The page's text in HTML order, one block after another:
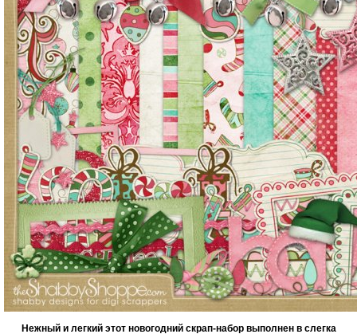
Нежный и легкий этот новогодний скрап-набор выполнен в слегка